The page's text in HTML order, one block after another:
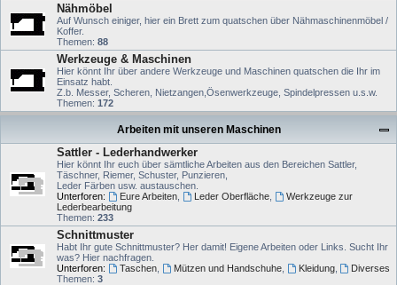
Nähmöbel
Auf Wunsch einiger, hier ein Brett zum quatschen über Nähmaschinenmöbel /
Koffer.
Themen: 88
Werkzeuge & Maschinen
Hier könnt Ihr über andere Werkzeuge und Maschinen quatschen die Ihr im
Einsatz habt.
Z.b. Messer, Scheren, Nietzangen,Ösenwerkzeuge, Spindelpressen u.s.w.
Themen: 172
Arbeiten mit unseren Maschinen
Sattler - Lederhandwerker
Hier könnt Ihr euch über sämtliche Arbeiten aus den Bereichen Sattler,
Täschner, Riemer, Schuster, Punzieren,
Leder Färben usw. austauschen.
Unterforen:
Eure Arbeiten, Leder Oberfläche,
Werkzeuge zur
Lederbearbeitung
Themen: 233
Schnittmuster
Habt Ihr gute Schnittmuster? Her damit! Eigene Arbeiten oder Links. Sucht Ihr
was? Hier nachfragen.
Unterforen:
Taschen, Mützen und Handschuhe, Kleidung,
Diverses
Themen: 3